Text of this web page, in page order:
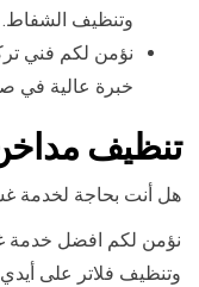
وتنظيف الشفاط.
نؤمن لكم فني
خبرة عالية في
تنظيف
هل أنت بحاجة لخدمة
نؤمن لكم افضل
وتنظيف فلاتر على